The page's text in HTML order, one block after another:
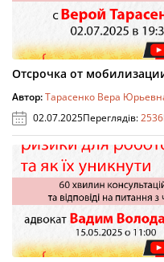
Отсрочка от
Автор:Тарасенко Вера
02.07.2025Переглядів:2536